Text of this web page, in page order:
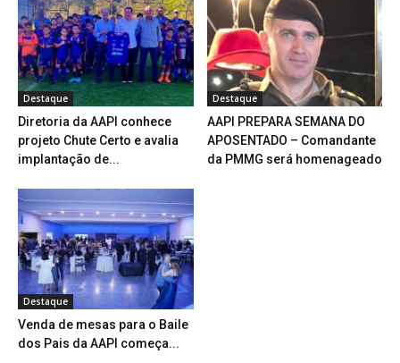
Destaque
Diretoria da AAPI conhece
projeto Chute Certo e avalia
implantação de...
Destaque
AAPI PREPARA SEMANA DO
APOSENTADO – Comandante
da PMMG será homenageado
Destaque
Venda de mesas para o Baile
dos Pais da AAPI começa...